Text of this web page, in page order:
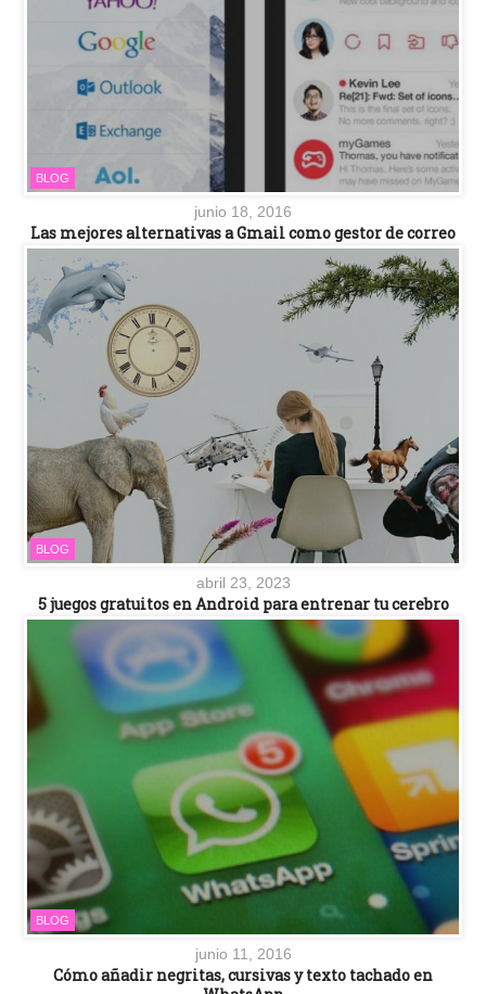
BLOG
junio 18, 2016
Las mejores alternativas a Gmail como gestor de correo
BLOG
abril 23, 2023
5 juegos gratuitos en Android para entrenar tu cerebro
BLOG
junio 11, 2016
Cómo añadir negritas, cursivas y texto tachado en